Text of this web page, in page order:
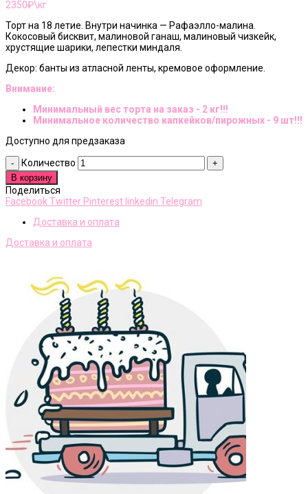
2350₽\кг
Торт на 18 летие. Внутри начинка — Рафаэлло-малина.
Кокосовый бисквит, малиновой ганаш, малиновый чизкейк,
хрустящие шарики, лепестки миндаля.
Декор: банты из атласной ленты, кремовое оформление.
Внимание:
Минимальный вес торта на заказ - 2 кг!!!
Минимальное количество капкейков/пирожных - 9 шт!!!
Доступно для предзаказа
Количество
В корзину
Поделиться
Facebook Twitter Pinterest linkedin Telegram
Доставка и оплата
Доставка и оплата